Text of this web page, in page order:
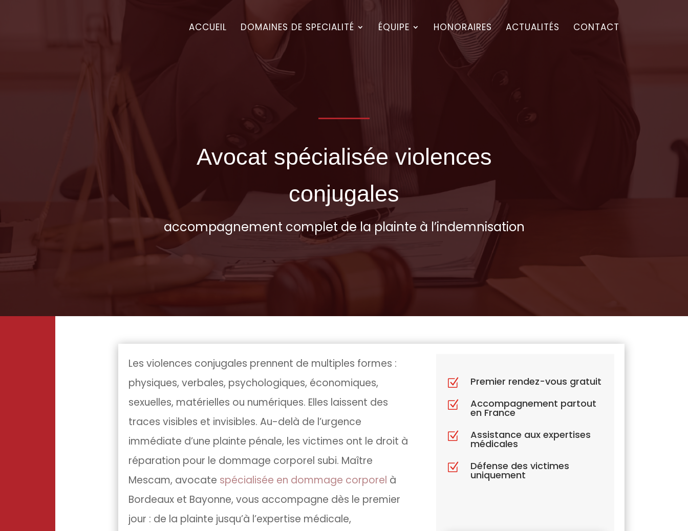
ACCUEIL DOMAINES DE SPECIALITÉ ÉQUIPE HONORAIRES ACTUALITÉS CONTACT
Avocat spécialisée violences
conjugales
accompagnement complet de la plainte à l’indemnisation
Les violences conjugales prennent de multiples formes :
physiques, verbales, psychologiques, économiques,
sexuelles, matérielles ou numériques. Elles laissent des
traces visibles et invisibles. Au-delà de l’urgence
immédiate d’une plainte pénale, les victimes ont le droit à
réparation pour le dommage corporel subi. Maître
Mescam, avocate spécialisée en dommage corporel à
Bordeaux et Bayonne, vous accompagne dès le premier
jour : de la plainte jusqu’à l’expertise médicale,
Z
Premier rendez-vous gratuit
Z
Accompagnement partout
en France
Z
Assistance aux expertises
médicales
Z
Défense des victimes
uniquement